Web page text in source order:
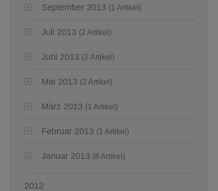
September 2013 (1 Artikel)
Juli 2013 (2 Artikel)
Juni 2013 (2 Artikel)
Mai 2013 (2 Artikel)
März 2013 (1 Artikel)
Februar 2013 (1 Artikel)
Januar 2013 (8 Artikel)
2012